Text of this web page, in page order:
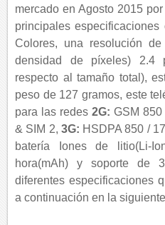
mercado en Agosto 2015
principales
Colores, una resolución
densidad de píxeles) 2.4
respecto al tamaño total),
peso de 127 gramos, este
para las redes2G: GSM
& SIM 2, 3G: HSDPA 850 /
batería Iones de litio(Li-
hora(mAh) y soporte de
diferentes especificaciones
a continuación en la